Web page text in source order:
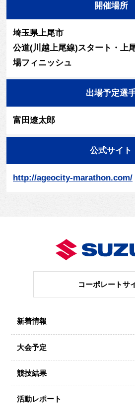
開催場所
埼玉県上尾市
公道(川越上尾線)スタート・上
場フィニッシュ
出場予定選
富田遼太郎
公式サイト
http://ageocity-marathon.com/
コーポレートサ
新着情報
大会予定
競技結果
活動レポート